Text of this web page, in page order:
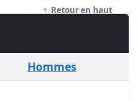
Retour en haut
Hommes